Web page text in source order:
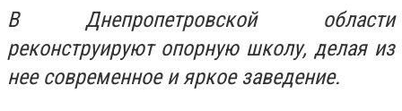
В Днепропетровской области
реконструируют опорную школу, делая из
нее современное и яркое заведение.